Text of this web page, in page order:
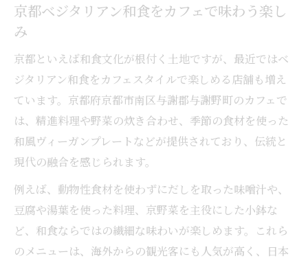
京都ベジタリアン和食をカフェで味わう楽し
み
京都といえば和食文化が根付く土地ですが、最近ではベ
ジタリアン和食をカフェスタイルで楽しめる店舗も増え
ています。京都府京都市南区与謝郡与謝野町のカフェで
は、精進料理や野菜の炊き合わせ、季節の食材を使った
和風ヴィーガンプレートなどが提供されており、伝統と
現代の融合を感じられます。
例えば、動物性食材を使わずにだしを取った味噌汁や、
豆腐や湯葉を使った料理、京野菜を主役にした小鉢な
ど、和食ならではの繊細な味わいが楽しめます。これら
のメニューは、海外からの観光客にも人気が高く、日本